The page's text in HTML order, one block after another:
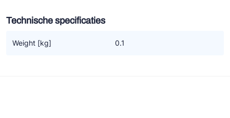
Doucette Industries
Technische specificaties
Weight [kg] 0.1